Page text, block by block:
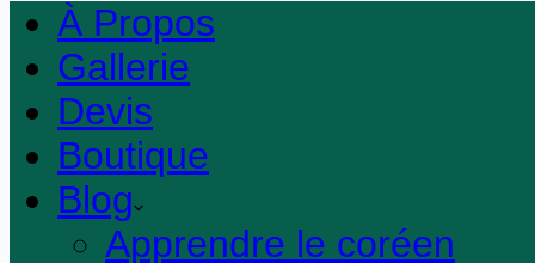
À Propos
Gallerie
Devis
Boutique
Blog
Apprendre le coréen